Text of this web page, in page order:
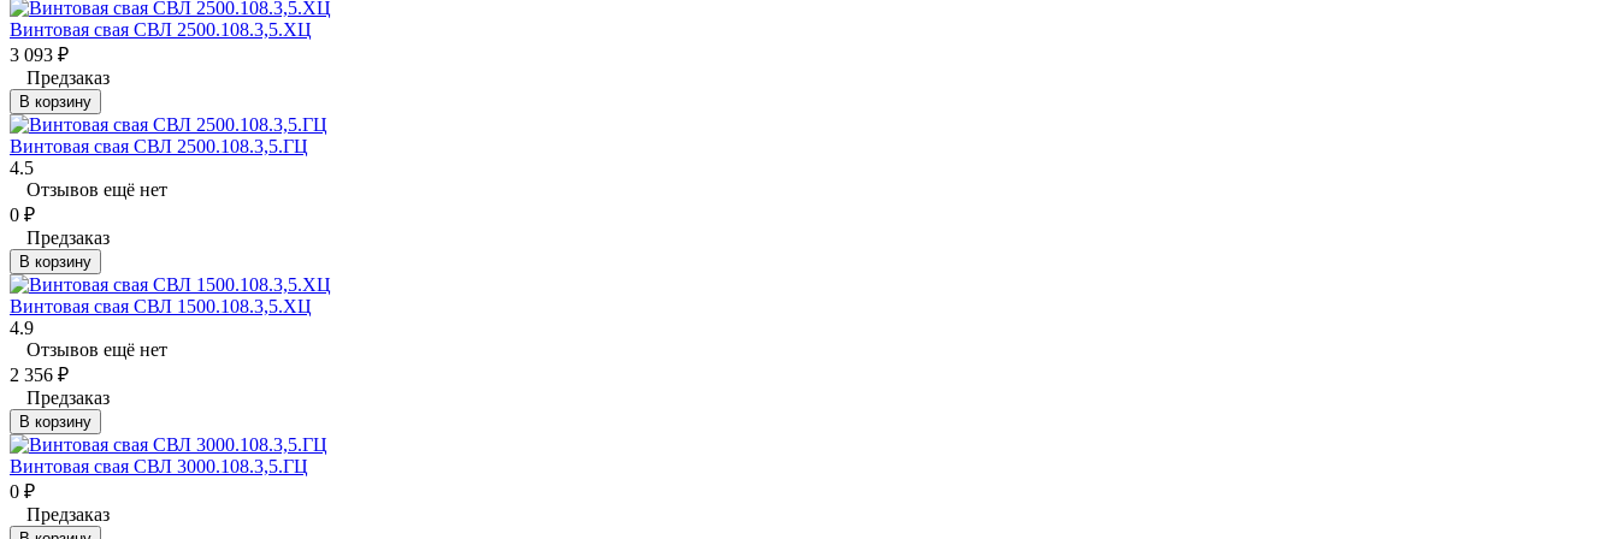
Винтовая свая СВЛ 2500.108.3,5.ХЦ
3 093 ₽
Предзаказ
В корзину
Винтовая свая СВЛ 2500.108.3,5.ГЦ
4.5
Отзывов ещё нет
0 ₽
Предзаказ
В корзину
Винтовая свая СВЛ 1500.108.3,5.ХЦ
4.9
Отзывов ещё нет
2 356 ₽
Предзаказ
В корзину
Винтовая свая СВЛ 3000.108.3,5.ГЦ
0 ₽
Предзаказ